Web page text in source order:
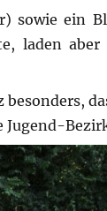
sowie ein
laden aber
besonders,